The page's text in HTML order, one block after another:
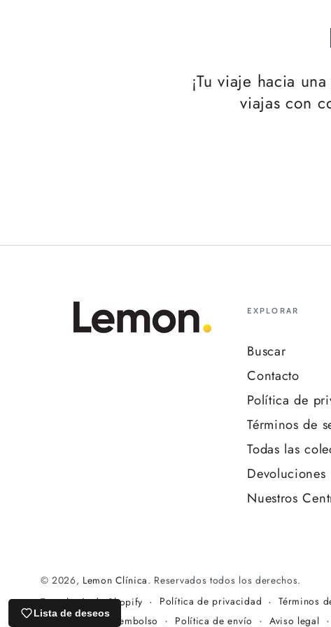
¡Tu viaje hacia
viajas con
EXPLORAR
Buscar
Contacto
Política de
Términos de
Todas las
Devoluciones
Nuestros
© 2026, Lemon Clínica. Reservados todos los derechos.
Tecnología de Shopify
Política de privacidad
Términos
Política de reembolso
Política de envío Aviso legal
Lista de deseos